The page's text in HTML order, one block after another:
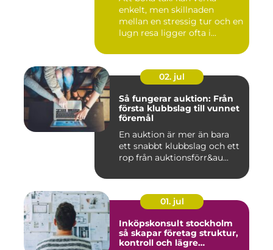
enkelt, men skillnaden
mellan en stressig tur och en
lugn resa ligger ofta i...
02. jul
Så fungerar auktion: Från
första klubbslag till vunnet
föremål
En auktion är mer än bara
ett snabbt klubbslag och ett
rop från auktionsförr&au...
01. jul
Inköpskonsult stockholm
så skapar företag struktur,
kontroll och lägre